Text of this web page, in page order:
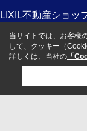
LIXIL不動産ショッ
当サイトでは、お客様
して、クッキー（
詳しくは、当社の 「